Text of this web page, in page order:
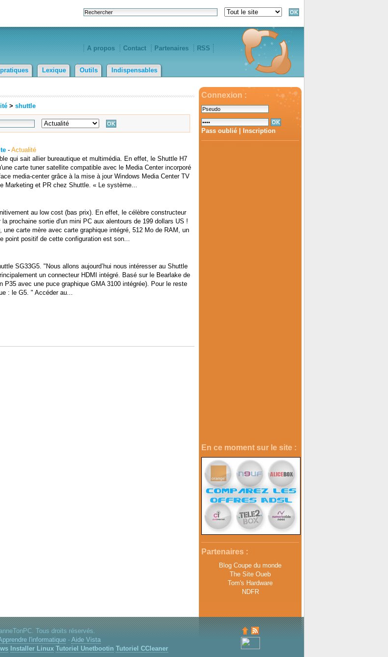
A propos Contact Partenaires RSS
Lexique Outils Indispensables
Connexion :
Pass oublié Inscription
En ce moment sur le site :
Partenaires :
Blog Coupe du monde
The Site Oueb
Tom's Hardware
NDFR
> shuttle
- Actualité
qui sait allier bureautique et multimédia. En effet, le Shuttle H7
carte tuner satellite compatible avec le Media Center incorporé
media-center grâce à la mise à jour Windows Media Center TV
Marketing et PR chez Shuttle. « Le système...
au low cost (bas prix). En effet, le célèbre constructeur
prochaine sortie d'un mini PC aux alentours de 199 dollars US !
carte mère avec carte graphique intégré, 512 Mo de RAM, un
point positif de cette configuration est son...
SG33G5. "Nous allons aujourd’hui nous intéresser au Shuttle
un connecteur HDMI intégré. Basé sur le Bearlake de
avec une puce graphique GMA 3100 intégrée). Pour le reste
: le G5. " Accéder au...
Tous droits réservés.
l'informatique- Aide Vista
Installer Linux Tutoriel Unetbootin Tutoriel CCleaner